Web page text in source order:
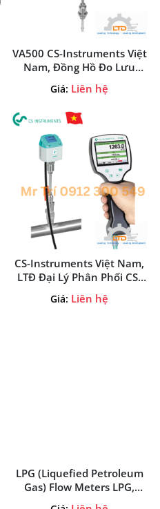
VA500 CS-Instruments Việt
Nam, Đồng Hồ Đo Lưu
Lượng Khí Nén Và Khí
Installation CS-Instruments
Tại Việt Nam
Giá: Liên hệ
CS-Instruments Việt Nam,
LTĐ Đại Lý Phân Phối CS-
Instruments Tại Việt Nam
Giá: Liên hệ
LPG (Liquefied Petroleum
Gas) Flow Meters LPG,
CNG, LNG